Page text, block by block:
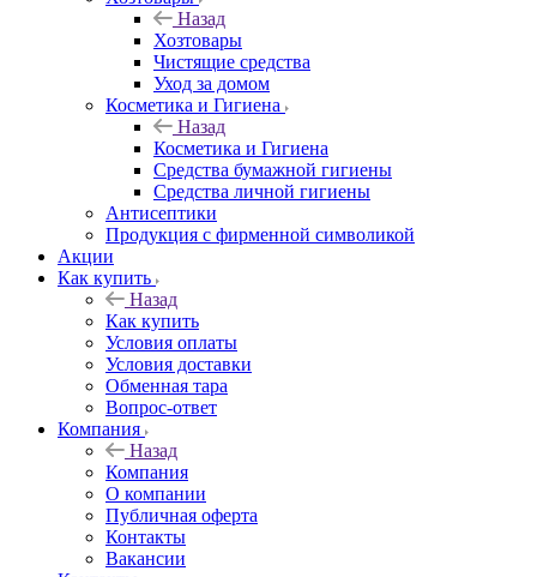
Назад
Хозтовары
Чистящие средства
Уход за домом
Косметика и Гигиена
Назад
Косметика и Гигиена
Средства бумажной гигиены
Средства личной гигиены
Антисептики
Продукция с фирменной символикой
Акции
Как купить
Назад
Как купить
Условия оплаты
Условия доставки
Обменная тара
Вопрос-ответ
Компания
Назад
Компания
О компании
Публичная оферта
Контакты
Вакансии